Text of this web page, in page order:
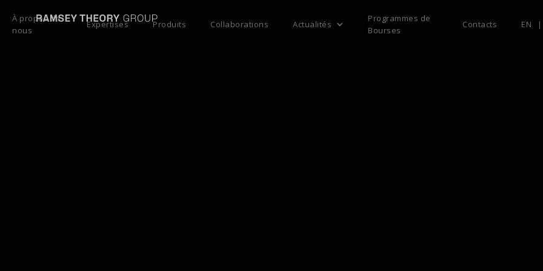
À propos de
nous
Expertises Produits Collaborations Actualités
Programmes de
Bourses
Contacts EN |